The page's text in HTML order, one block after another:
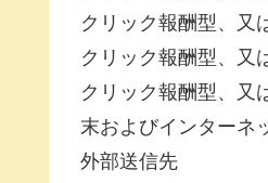
クリック報酬型、又
クリック報酬型、又
クリック報酬型、又
末およびインターネ
外部送信先